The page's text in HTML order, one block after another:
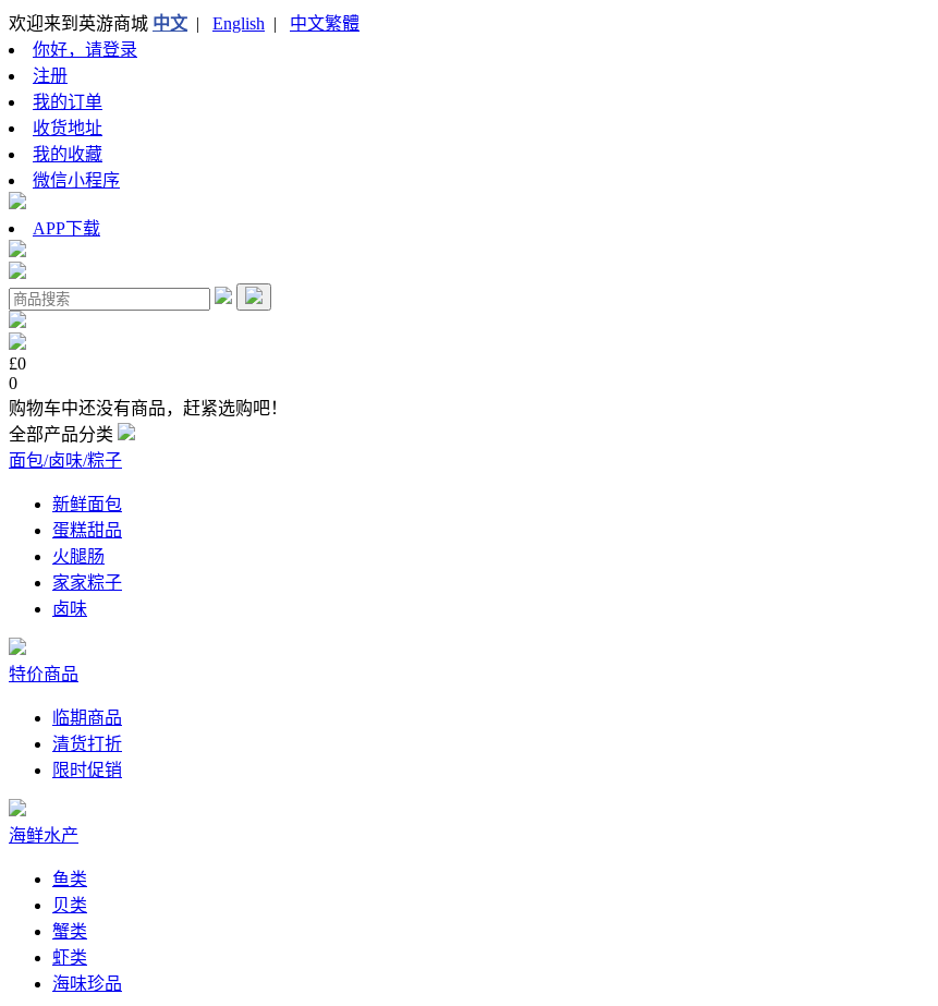
欢迎来到英游商城 中文 | English | 中文繁體
你好，请登录
注册
我的订单
收货地址
我的收藏
微信小程序
APP下载
£0
0
购物车中还没有商品，赶紧选购吧！
全部产品分类
面包/卤味/粽子
新鲜面包
蛋糕甜品
火腿肠
家家粽子
卤味
特价商品
临期商品
清货打折
限时促销
海鲜水产
鱼类
贝类
蟹类
虾类
海味珍品